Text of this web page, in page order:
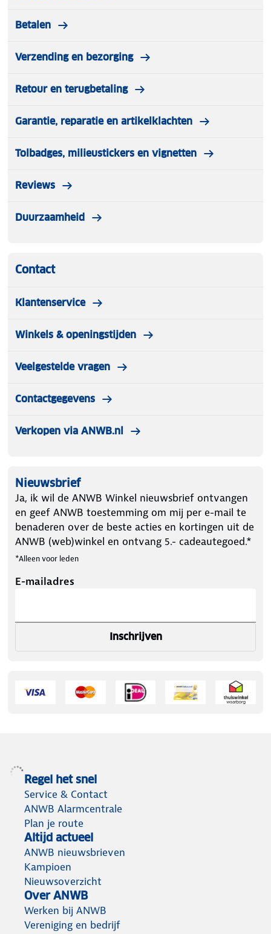
Betalen
Verzending en bezorging
Retour en terugbetaling
Garantie, reparatie en artikelklachten
Tolbadges, milieustickers en vignetten
Reviews
Duurzaamheid
Contact
Klantenservice
Winkels & openingstijden
Veelgestelde vragen
Contactgegevens
Verkopen via ANWB.nl
Nieuwsbrief
Ja, ik wil de ANWB Winkel nieuwsbrief ontvangen
en geef ANWB toestemming om mij per e-mail te
benaderen over de beste acties en kortingen uit de
ANWB (web)winkel en ontvang 5.- cadeautegoed.*
*Alleen voor leden
E-mailadres
Inschrijven
Regel het snel
Service & Contact
ANWB Alarmcentrale
Plan je route
Altijd actueel
ANWB nieuwsbrieven
Kampioen
Nieuwsoverzicht
Over ANWB
Werken bij ANWB
Vereniging en bedrijf